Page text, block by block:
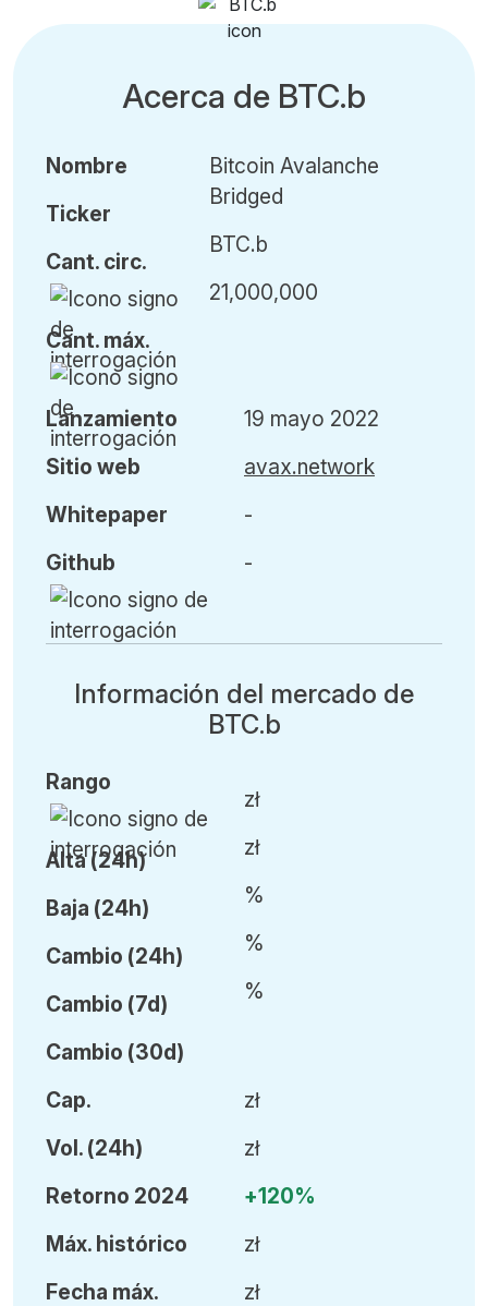
Acerca de BTC.b
Nombre
Ticker
Cant. circ.
Cant. máx.
Bitcoin Avalanche
Bridged
BTC.b
21,000,000
Lanzamiento
Sitio web
Whitepaper
Github
19 mayo 2022
avax.network
-
-
Información del mercado de
BTC.b
Rango
Alta (24h)
Baja (24h)
Cambio (24h)
Cambio (7d)
Cambio (30d)
zł
zł
%
%
%
Cap.
Vol. (24h)
Retorno 2024
Máx. histórico
Fecha máx.
zł
zł
+120%
zł
zł